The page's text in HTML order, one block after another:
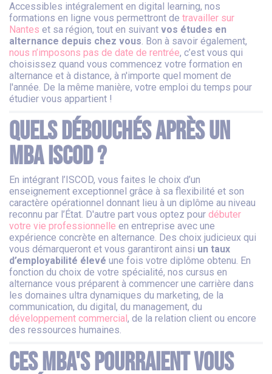
Accessibles intégralement en digital learning, nos
formations en ligne vous permettront de travailler sur
Nantes et sa région, tout en suivant vos études en
alternance depuis chez vous. Bon à savoir également,
nous n’imposons pas de date de rentrée, c’est vous qui
choisissez quand vous commencez votre formation en
alternance et à distance, à n'importe quel moment de
l'année. De la même manière, votre emploi du temps pour
étudier vous appartient !
Quels débouchés après un
MBA ISCOD ?
En intégrant l’ISCOD, vous faites le choix d’un
enseignement exceptionnel grâce à sa flexibilité et son
caractère opérationnel donnant lieu à un diplôme au niveau
reconnu par l’État. D'autre part vous optez pour débuter
votre vie professionnelle en entreprise avec une
expérience concrète en alternance. Des choix judicieux qui
vous démarqueront et vous garantiront ainsi un taux
d’employabilité élevé une fois votre diplôme obtenu. En
fonction du choix de votre spécialité, nos cursus en
alternance vous préparent à commencer une carrière dans
les domaines ultra dynamiques du marketing, de la
communication, du digital, du management, du
développement commercial , de la relation client ou encore
des ressources humaines.
Ces MBA's pourraient vous